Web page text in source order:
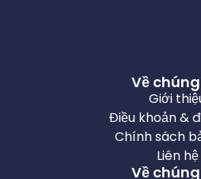
Về
Giới
Điều khoản &
Chính sách
Liên hệ
Về